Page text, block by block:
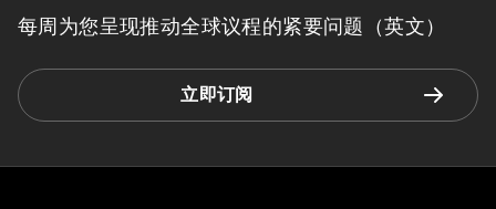
每周为您呈现推动全球议程的紧要问题（英文）
立即订阅